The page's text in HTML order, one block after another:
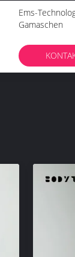
Ems-
Gamaschen